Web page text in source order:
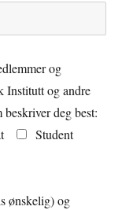
og
Institutt og andre
deg best:
Student
ønskelig) og